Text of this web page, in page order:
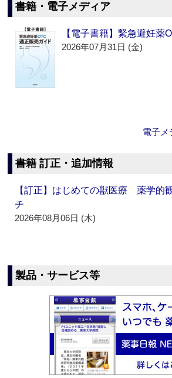
書籍・電子メディア
【電子書籍】緊急避妊薬
2026年07月31日 (金)
電子メ
書籍 訂正・追加情報
【訂正】はじめての獣医療 薬学的
チ
2026年08月06日 (木)
製品・サービス等